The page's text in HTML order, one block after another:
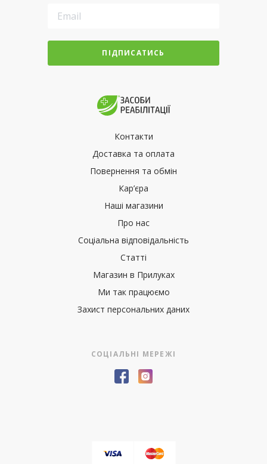
ПІДПИСАТИСЬ
Контакти
Доставка та оплата
Повернення та обмін
Кар’єра
Наші магазини
Про нас
Соціальна відповідальність
Статті
Магазин в Прилуках
Ми так працюємо
Захист персональних даних
СОЦІАЛЬНІ МЕРЕЖІ